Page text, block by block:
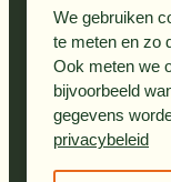
geschilderd en
Lees meer
We gebruiken
te meten en zo
Ook meten we
bijvoorbeeld
gegevens
privacybeleid